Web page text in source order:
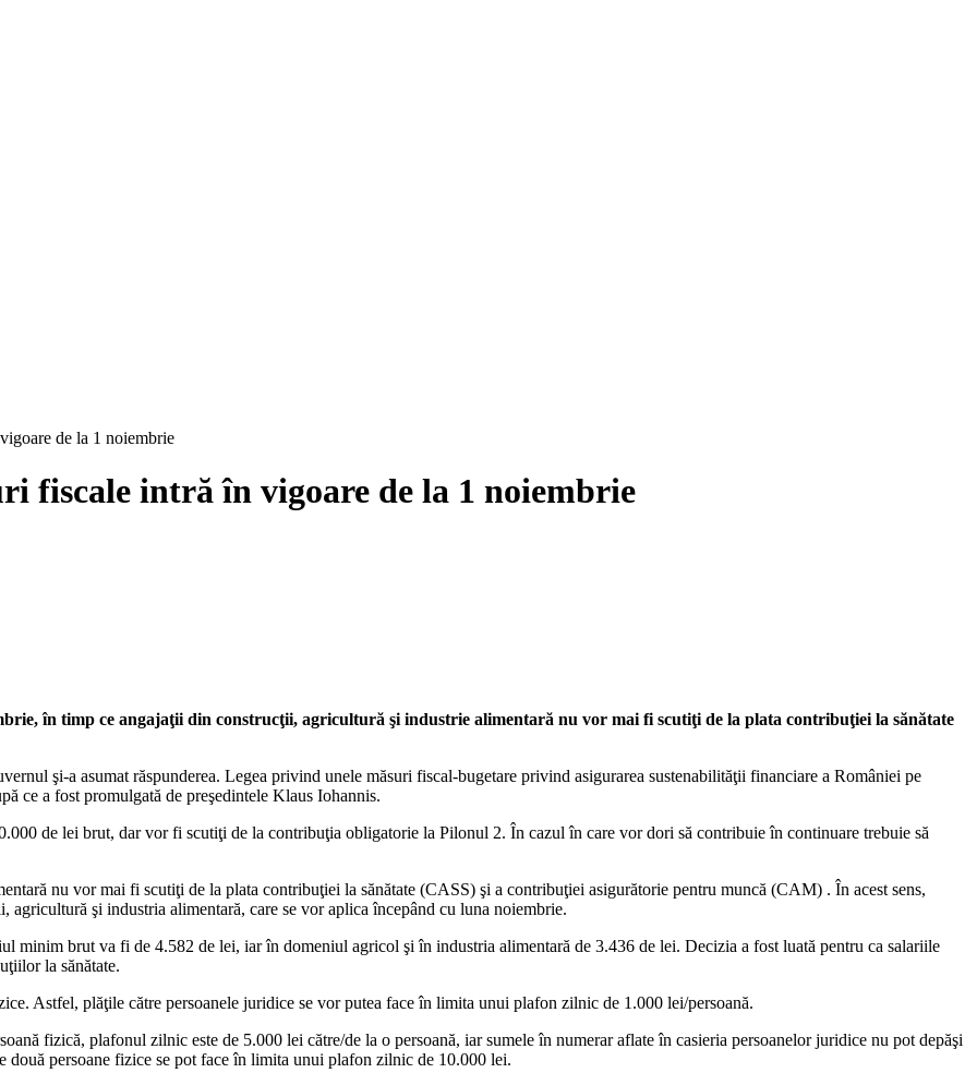
de la 1 noiembrie
fiscale intră în vigoare de la 1 noiembrie
în timp ce angajaţii din construcţii, agricultură şi industrie alimentară nu vor mai fi scutiţi de la plata contribuţiei la sănătate
şi-a asumat răspunderea. Legea privind unele măsuri fiscal-bugetare privind asigurarea sustenabilităţii financiare a României pe
ce a fost promulgată de preşedintele Klaus Iohannis.
de lei brut, dar vor fi scutiţi de la contribuţia obligatorie la Pilonul 2. În cazul în care vor dori să contribuie în continuare trebuie să
nu vor mai fi scutiţi de la plata contribuţiei la sănătate (CASS) şi a contribuţiei asigurătorie pentru muncă (CAM) . În acest sens,
şi industria alimentară, care se vor aplica începând cu luna noiembrie.
brut va fi de 4.582 de lei, iar în domeniul agricol şi în industria alimentară de 3.436 de lei. Decizia a fost luată pentru ca salariile
la sănătate.
Astfel, plăţile către persoanele juridice se vor putea face în limita unui plafon zilnic de 1.000 lei/persoană.
fizică, plafonul zilnic este de 5.000 lei către/de la o persoană, iar sumele în numerar aflate în casieria persoanelor juridice nu pot depăşi
persoane fizice se pot face în limita unui plafon zilnic de 10.000 lei.